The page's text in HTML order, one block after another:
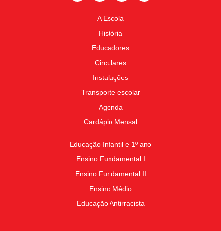
A Escola
História
Educadores
Circulares
Instalações
Transporte escolar
Agenda
Cardápio Mensal
Educação Infantil e 1º ano
Ensino Fundamental I
Ensino Fundamental II
Ensino Médio
Educação Antirracista